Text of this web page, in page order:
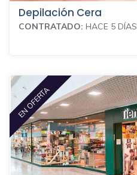
Depilación Cera
CONTRATADO: HACE 5 DÍAS
EN OFERTA